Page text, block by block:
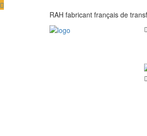
RAH fabricant français de